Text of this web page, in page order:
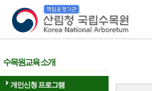
산림청 국립수목원
수목원교육 소개
개인신청 프로그램